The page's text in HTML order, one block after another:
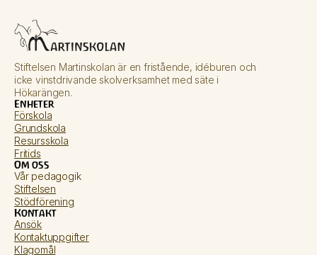
Stiftelsen Martinskolan är en fristående, idéburen och
icke vinstdrivande skolverksamhet med säte i
Hökarängen.
Enheter
Förskola
Grundskola
Resursskola
Fritids
Om oss
Vår pedagogik
Stiftelsen
Stödförening
Kontakt
Ansök
Kontaktuppgifter
Klagomål